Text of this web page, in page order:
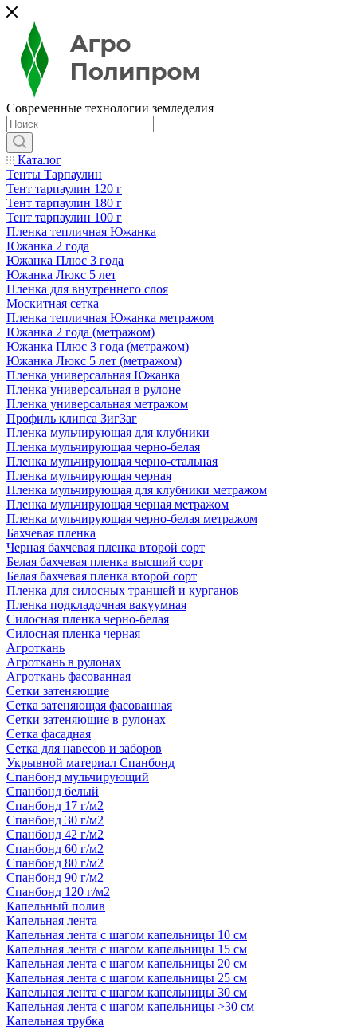
Современные технологии земледелия
Каталог
Тенты Тарпаулин
Тент тарпаулин 120 г
Тент тарпаулин 180 г
Тент тарпаулин 100 г
Пленка тепличная Южанка
Южанка 2 года
Южанка Плюс 3 года
Южанка Люкс 5 лет
Пленка для внутреннего слоя
Москитная сетка
Пленка тепличная Южанка метражом
Южанка 2 года (метражом)
Южанка Плюс 3 года (метражом)
Южанка Люкс 5 лет (метражом)
Пленка универсальная Южанка
Пленка универсальная в рулоне
Пленка универсальная метражом
Профиль клипса ЗигЗаг
Пленка мульчирующая для клубники
Пленка мульчирующая черно-белая
Пленка мульчирующая черно-стальная
Пленка мульчирующая черная
Пленка мульчирующая для клубники метражом
Пленка мульчирующая черная метражом
Пленка мульчирующая черно-белая метражом
Бахчевая пленка
Черная бахчевая пленка второй сорт
Белая бахчевая пленка высший сорт
Белая бахчевая пленка второй сорт
Пленка для силосных траншей и курганов
Пленка подкладочная вакуумная
Силосная пленка черно-белая
Силосная пленка черная
Агроткань
Агроткань в рулонах
Агроткань фасованная
Сетки затеняющие
Сетка затеняющая фасованная
Сетки затеняющие в рулонах
Сетка фасадная
Сетка для навесов и заборов
Укрывной материал Спанбонд
Спанбонд мульчирующий
Спанбонд белый
Спанбонд 17 г/м2
Спанбонд 30 г/м2
Спанбонд 42 г/м2
Спанбонд 60 г/м2
Спанбонд 80 г/м2
Спанбонд 90 г/м2
Спанбонд 120 г/м2
Капельный полив
Капельная лента
Капельная лента с шагом капельницы 10 см
Капельная лента с шагом капельницы 15 см
Капельная лента с шагом капельницы 20 см
Капельная лента с шагом капельницы 25 см
Капельная лента с шагом капельницы 30 см
Капельная лента с шагом капельницы >30 см
Капельная трубка